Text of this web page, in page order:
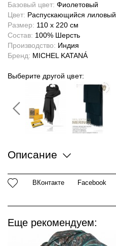
Базовый цвет: Фиолетовый
Цвет: Распускающийся лиловый
Размер: 110 x 220 см
Состав: 100% Шерсть
Производство: Индия
Бренд: MICHEL KATANÁ
Выберите другой цвет:
Описание
ВКонтакте Facebook
Еще рекомендуем: